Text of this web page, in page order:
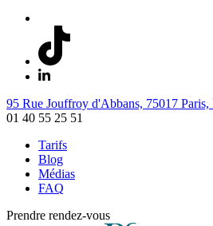
95 Rue Jouffroy d'Abbans, 75017 Paris,
01 40 55 25 51
Tarifs
Blog
Médias
FAQ
Prendre rendez-vous